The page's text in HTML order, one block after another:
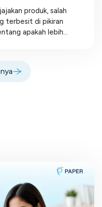
produk, salah
terbesit di pikiran
apakah lebih...